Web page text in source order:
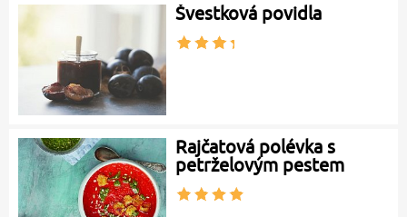
Švestková povidla
Rajčatová polévka s
petrželovým pestem